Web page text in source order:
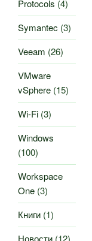
Protocols (4)
Symantec (3)
Veeam (26)
VMware
vSphere (15)
Wi-Fi (3)
Windows
(100)
Workspace
One (3)
Книги (1)
Новости (12)